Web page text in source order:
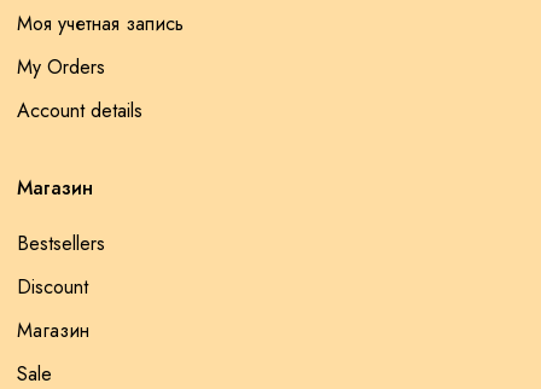
Моя учетная запись
My Orders
Account details
Магазин
Bestsellers
Discount
Магазин
Sale